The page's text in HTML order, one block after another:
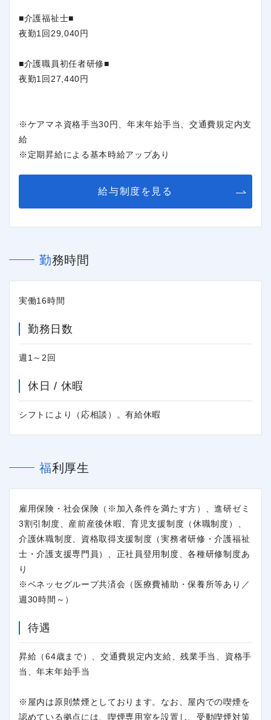
■介護福祉士■
夜勤1回29,040円
■介護職員初任者研修■
夜勤1回27,440円
※ケアマネ資格手当30円、年末年始手当、交通費規定内支
給
※定期昇給による基本時給アップあり
給与制度を見る
勤務時間
実働16時間
勤務日数
週1～2回
休日 / 休暇
シフトにより（応相談）。有給休暇
福利厚生
雇用保険・社会保険（※加入条件を満たす方）、進研ゼミ
3割引制度、産前産後休暇、育児支援制度（休職制度）、
介護休職制度、資格取得支援制度（実務者研修・介護福祉
士・介護支援専門員）、正社員登用制度、各種研修制度あ
り
※ベネッセグループ共済会（医療費補助・保養所等あり／
週30時間～）
待遇
昇給（64歳まで）、交通費規定内支給、残業手当、資格手
当、年末年始手当
※屋内は原則禁煙としております。なお、屋内での喫煙を
認めている拠点には、喫煙専用室を設置し、受動喫煙対策